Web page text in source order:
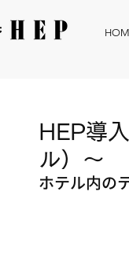
HEP導
ル）〜
ホテル内の